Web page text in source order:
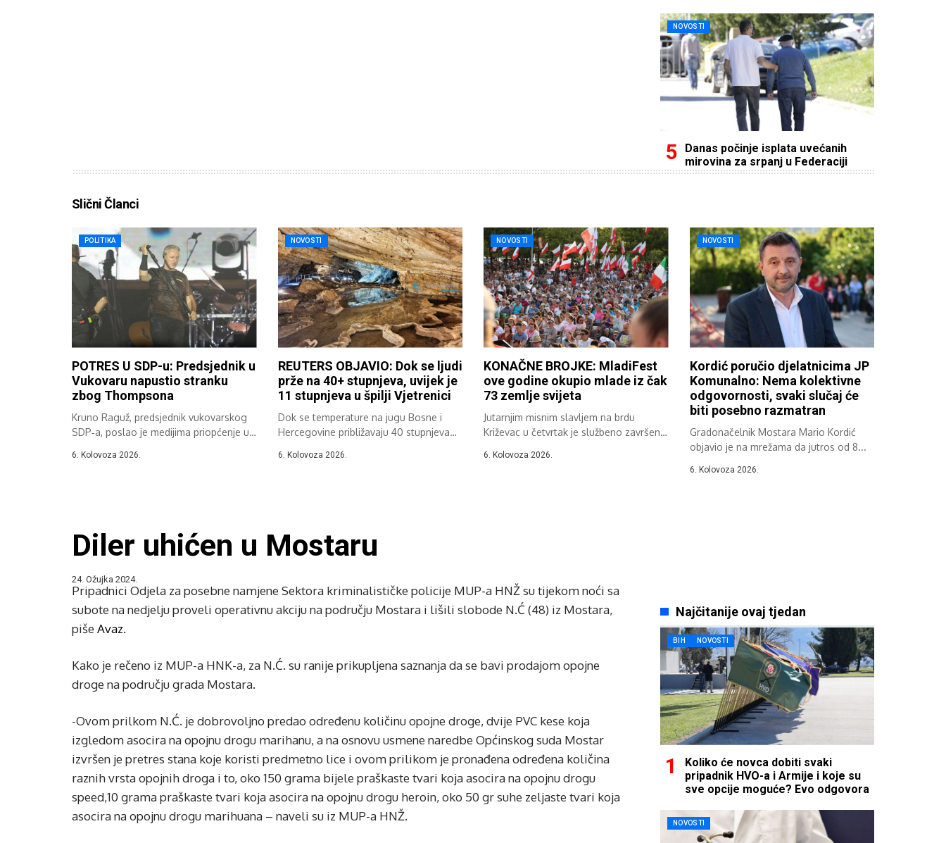
NOVOSTI
Danas počinje isplata uvećanih
mirovina za srpanj u Federaciji
Slični Članci
POLITIKA
POTRES U SDP-u: Predsjednik u
Vukovaru napustio stranku
zbog Thompsona
Kruno Raguž, predsjednik vukovarskog
SDP‑a, poslao je medijima priopćenje u
6. Kolovoza 2026.
NOVOSTI
REUTERS OBJAVIO: Dok se ljudi
prže na 40+ stupnjeva, uvijek je
11 stupnjeva u špilji Vjetrenici
Dok se temperature na jugu Bosne i
Hercegovine približavaju 40 stupnjeva
6. Kolovoza 2026.
NOVOSTI
KONAČNE BROJKE: MladiFest
ove godine okupio mlade iz čak
73 zemlje svijeta
Jutarnjim misnim slavljem na brdu
Križevac u četvrtak je službeno završen
6. Kolovoza 2026.
NOVOSTI
Kordić poručio djelatnicima JP
Komunalno: Nema kolektivne
odgovornosti, svaki slučaj će
biti posebno razmatran
Gradonačelnik Mostara Mario Kordić
objavio je na mrežama da jutros od 8...
6. Kolovoza 2026.
Diler uhićen u Mostaru
24. Ožujka 2024.
Pripadnici Odjela za posebne namjene Sektora kriminalističke policije MUP-a HNŽ su tijekom noći sa
subote na nedjelju proveli operativnu akciju na području Mostara i lišili slobode N.Ć (48) iz Mostara,
piše Avaz.
Kako je rečeno iz MUP-a HNK-a, za N.Ć. su ranije prikupljena saznanja da se bavi prodajom opojne
droge na području grada Mostara.
-Ovom prilkom N.Ć. je dobrovoljno predao određenu količinu opojne droge, dvije PVC kese koja
izgledom asocira na opojnu drogu marihanu, a na osnovu usmene naredbe Općinskog suda Mostar
izvršen je pretres stana koje koristi predmetno lice i ovom prilikom je pronađena određena količina
raznih vrsta opojnih droga i to, oko 150 grama bijele praškaste tvari koja asocira na opojnu drogu
speed,10 grama praškaste tvari koja asocira na opojnu drogu heroin, oko 50 gr suhe zeljaste tvari koja
asocira na opojnu drogu marihuana – naveli su iz MUP-a HNŽ.
Najčitanije ovaj tjedan
BIH NOVOSTI
Koliko će novca dobiti svaki
pripadnik HVO-a i Armije i koje su
sve opcije moguće? Evo odgovora
NOVOSTI